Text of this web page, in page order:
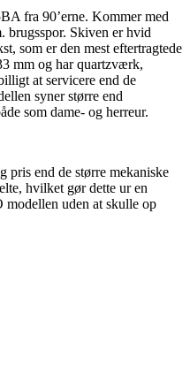
fra 90’erne. Kommer med
brugsspor. Skiven er hvid
som er den mest eftertragtede
mm og har quartzværk,
at servicere end de
syner større end
som dame- og herreur.
pris end de større mekaniske
hvilket gør dette ur en
uden at skulle op